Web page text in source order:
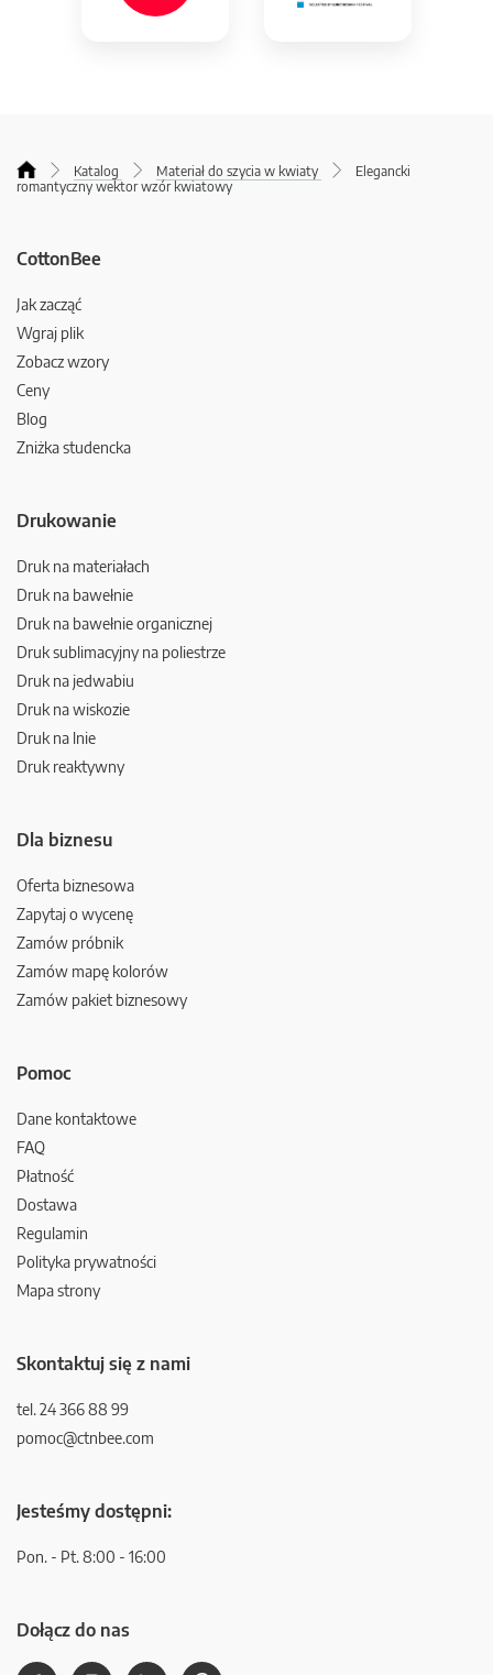
Katalog Materiał do szycia w kwiaty
Elegancki
romantyczny wektor wzór kwiatowy
CottonBee
Jak zacząć
Wgraj plik
Zobacz wzory
Ceny
Blog
Zniżka studencka
Drukowanie
Druk na materiałach
Druk na bawełnie
Druk na bawełnie organicznej
Druk sublimacyjny na poliestrze
Druk na jedwabiu
Druk na wiskozie
Druk na lnie
Druk reaktywny
Dla biznesu
Oferta biznesowa
Zapytaj o wycenę
Zamów próbnik
Zamów mapę kolorów
Zamów pakiet biznesowy
Pomoc
Dane kontaktowe
FAQ
Płatność
Dostawa
Regulamin
Polityka prywatności
Mapa strony
Skontaktuj się z nami
tel. 24 366 88 99
pomoc@ctnbee.com
Jesteśmy dostępni:
Pon. - Pt. 8:00 - 16:00
Dołącz do nas